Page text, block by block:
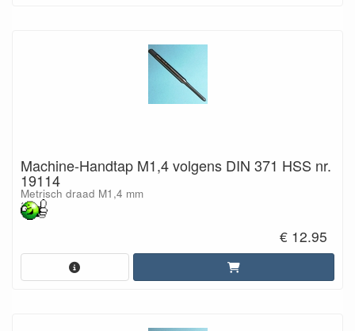
Machine-Handtap M1,4 volgens DIN 371 HSS nr.
19114
Metrisch draad M1,4 mm
€ 12.95